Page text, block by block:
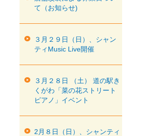
て（お知らせ)
３月２９日（日）、シャン
ティMusic Live開催
３月２８日 （土） 道の駅き
くがわ「菜の花ストリート
ピアノ」イベント
2月８日（日）、シャンティ